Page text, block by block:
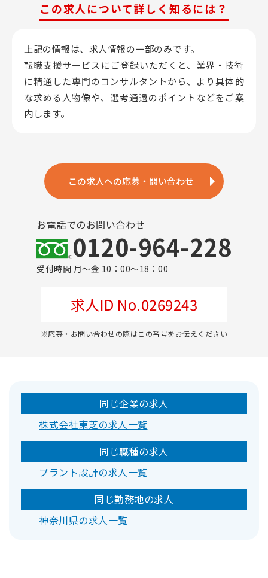
この求人について詳しく知るには？
上記の情報は、求人情報の一部のみです。
転職支援サービスにご登録いただくと、業界・技術
に精通した専門のコンサルタントから、 より具体的
な求める人物像や、選考通過のポイントなどをご案
内します。
この求人への応募・問い合わせ
お電話でのお問い合わせ
0120-964-228
受付時間 月～金 10：00～18：00
求人ID No.0269243
※応募・お問い合わせの際はこの番号をお伝えください
同じ企業の求人
株式会社東芝の求人一覧
同じ職種の求人
プラント設計の求人一覧
同じ勤務地の求人
神奈川県の求人一覧